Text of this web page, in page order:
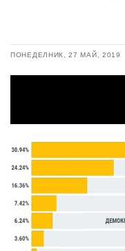
ПОНЕДЕЛНИК, 27 МАЙ, 2019